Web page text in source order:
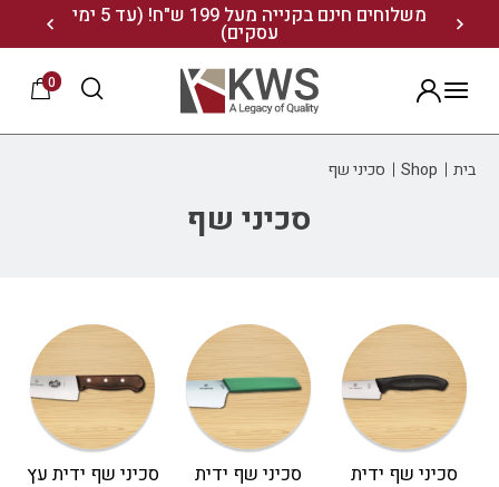
משלוחים חינם בקנייה מעל 199 ש"ח! (עד 5 ימי
עסקים) 20% הנחה על מגוון התיקים השוויצריים לחצו כאן>>
הרשמה
0
בית Shop סכיני שף
סכיני שף
סכיני שף ידית
סכיני שף ידית
סכיני שף ידית עץ